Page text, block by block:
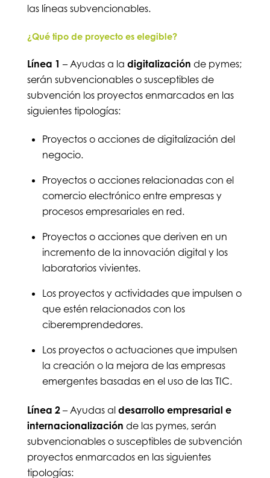
las líneas subvencionables.
¿Qué tipo de proyecto es elegible?
Línea 1 – Ayudas a la digitalización de pymes;
serán subvencionables o susceptibles de
subvención los proyectos enmarcados en las
siguientes tipologías:
Proyectos o acciones de digitalización del
negocio.
Proyectos o acciones relacionadas con el
comercio electrónico entre empresas y
procesos empresariales en red.
Proyectos o acciones que deriven en un
incremento de la innovación digital y los
laboratorios vivientes.
Los proyectos y actividades que impulsen o
que estén relacionados con los
ciberemprendedores.
Los proyectos o actuaciones que impulsen
la creación o la mejora de las empresas
emergentes basadas en el uso de las TIC.
Línea 2– Ayudas al desarrollo empresarial e
internacionalización de las pymes, serán
subvencionables o susceptibles de subvención
proyectos enmarcados en las siguientes
tipologías: